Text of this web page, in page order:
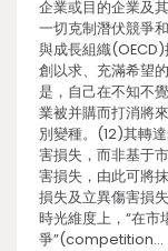
企業或目的企業及
一切克制潛伏競爭
與成長組織
創以求、充滿希望
是，自己在不知不
業被并購而打消將
別變種。(12)其轉
害損失，而非基于
害損失，由此可將
損失及立異傷害損
時光維度上，“在
爭”(competition…